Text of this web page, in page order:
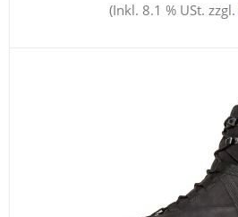
(Inkl. 8.1 % USt. zzgl.